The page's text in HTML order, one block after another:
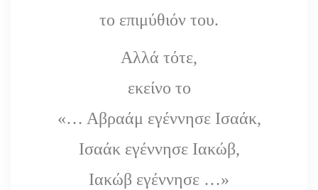
το επιμύθιόν του.
Αλλά τότε,
εκείνο το
«… Αβραάμ εγέννησε Ισαάκ,
Ισαάκ εγέννησε Ιακώβ,
Ιακώβ εγέννησε …»